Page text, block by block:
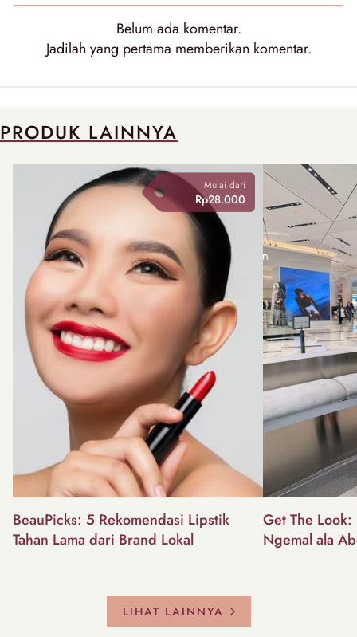
Belum ada komentar.
Jadilah yang pertama memberikan komentar.
PRODUK LAINNYA
Mulai dari
Rp28.000
BeauPicks: 5 Rekomendasi Lipstik
Tahan Lama dari Brand Lokal
Get The
Ngemal ala
LIHAT LAINNYA